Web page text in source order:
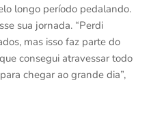
longo período pedalando.
sua jornada. “Perdi
mas isso faz parte do
consegui atravessar todo
chegar ao grande dia”,